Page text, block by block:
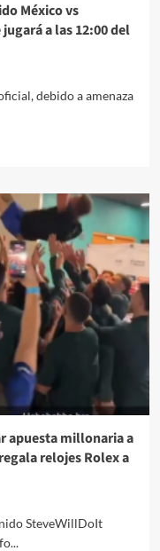
México vs
a las 12:00 del
debido a amenaza
apuesta millonaria a
relojes Rolex a
SteveWillDoIt